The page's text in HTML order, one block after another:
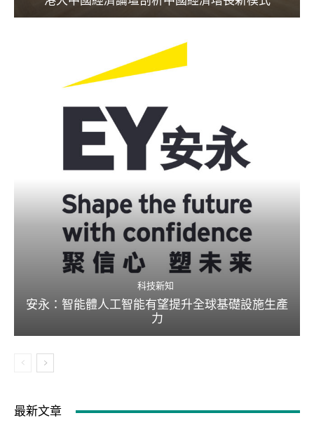
科技新知
安永：智能體人工智能有望提升全球基礎設施生產
力
最新文章